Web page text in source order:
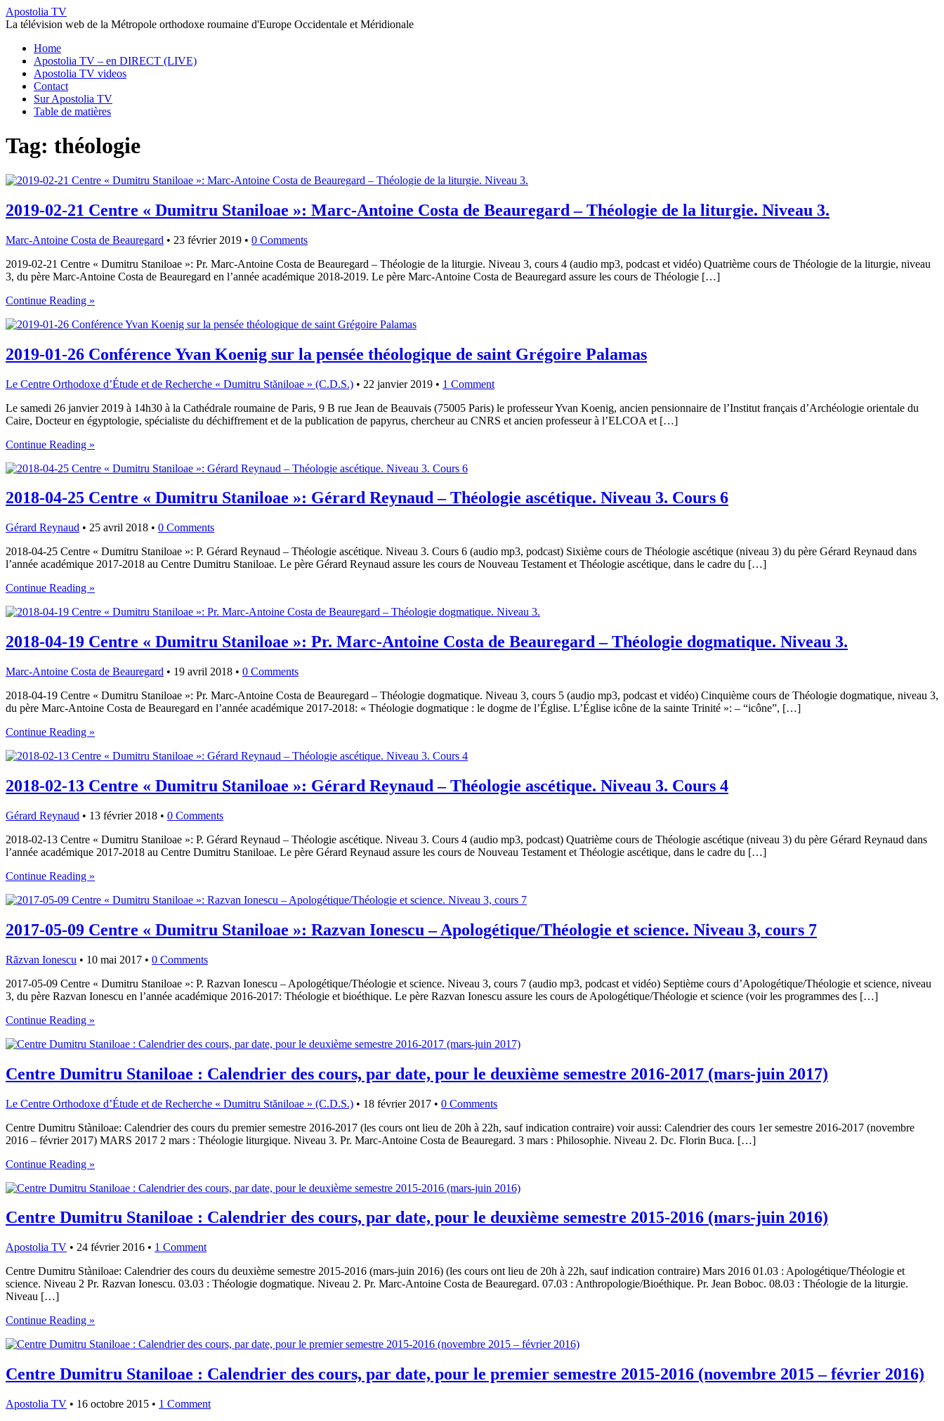
Apostolia TV
La télévision web de la Métropole orthodoxe roumaine d'Europe Occidentale et Méridionale
Home
Apostolia TV – en DIRECT (LIVE)
Apostolia TV videos
Contact
Sur Apostolia TV
Table de matières
Tag: théologie
2019-02-21 Centre « Dumitru Staniloae »: Marc-Antoine Costa de Beauregard – Théologie de la liturgie. Niveau 3.
Marc-Antoine Costa de Beauregard • 23 février 2019 • 0 Comments
2019-02-21 Centre « Dumitru Staniloae »: Pr. Marc-Antoine Costa de Beauregard – Théologie de la liturgie. Niveau 3, cours 4 (audio mp3, podcast et vidéo) Quatrième cours de Théologie de la liturgie, niveau
3, du père Marc-Antoine Costa de Beauregard en l’année académique 2018-2019. Le père Marc-Antoine Costa de Beauregard assure les cours de Théologie […]
Continue Reading »
2019-01-26 Conférence Yvan Koenig sur la pensée théologique de saint Grégoire Palamas
Le Centre Orthodoxe d’Étude et de Recherche « Dumitru Stăniloae » (C.D.S.) • 22 janvier 2019 • 1 Comment
Le samedi 26 janvier 2019 à 14h30 à la Cathédrale roumaine de Paris, 9 B rue Jean de Beauvais (75005 Paris) le professeur Yvan Koenig, ancien pensionnaire de l’Institut français d’Archéologie orientale du
Caire, Docteur en égyptologie, spécialiste du déchiffrement et de la publication de papyrus, chercheur au CNRS et ancien professeur à l’ELCOA et […]
Continue Reading »
2018-04-25 Centre « Dumitru Staniloae »: Gérard Reynaud – Théologie ascétique. Niveau 3. Cours 6
Gérard Reynaud • 25 avril 2018 • 0 Comments
2018-04-25 Centre « Dumitru Staniloae »: P. Gérard Reynaud – Théologie ascétique. Niveau 3. Cours 6 (audio mp3, podcast) Sixième cours de Théologie ascétique (niveau 3) du père Gérard Reynaud dans
l’année académique 2017-2018 au Centre Dumitru Staniloae. Le père Gérard Reynaud assure les cours de Nouveau Testament et Théologie ascétique, dans le cadre du […]
Continue Reading »
2018-04-19 Centre « Dumitru Staniloae »: Pr. Marc-Antoine Costa de Beauregard – Théologie dogmatique. Niveau 3.
Marc-Antoine Costa de Beauregard • 19 avril 2018 • 0 Comments
2018-04-19 Centre « Dumitru Staniloae »: Pr. Marc-Antoine Costa de Beauregard – Théologie dogmatique. Niveau 3, cours 5 (audio mp3, podcast et vidéo) Cinquième cours de Théologie dogmatique, niveau 3,
du père Marc-Antoine Costa de Beauregard en l’année académique 2017-2018: « Théologie dogmatique : le dogme de l’Église. L’Église icône de la sainte Trinité »: – “icône”, […]
Continue Reading »
2018-02-13 Centre « Dumitru Staniloae »: Gérard Reynaud – Théologie ascétique. Niveau 3. Cours 4
Gérard Reynaud • 13 février 2018 • 0 Comments
2018-02-13 Centre « Dumitru Staniloae »: P. Gérard Reynaud – Théologie ascétique. Niveau 3. Cours 4 (audio mp3, podcast) Quatrième cours de Théologie ascétique (niveau 3) du père Gérard Reynaud dans
l’année académique 2017-2018 au Centre Dumitru Staniloae. Le père Gérard Reynaud assure les cours de Nouveau Testament et Théologie ascétique, dans le cadre du […]
Continue Reading »
2017-05-09 Centre « Dumitru Staniloae »: Razvan Ionescu – Apologétique/Théologie et science. Niveau 3, cours 7
Răzvan Ionescu • 10 mai 2017 • 0 Comments
2017-05-09 Centre « Dumitru Staniloae »: P. Razvan Ionescu – Apologétique/Théologie et science. Niveau 3, cours 7 (audio mp3, podcast et vidéo) Septième cours d’Apologétique/Théologie et science, niveau
3, du père Razvan Ionescu en l’année académique 2016-2017: Théologie et bioéthique. Le père Razvan Ionescu assure les cours de Apologétique/Théologie et science (voir les programmes des […]
Continue Reading »
Centre Dumitru Staniloae : Calendrier des cours, par date, pour le deuxième semestre 2016-2017 (mars-juin 2017)
Le Centre Orthodoxe d’Étude et de Recherche « Dumitru Stăniloae » (C.D.S.) • 18 février 2017 • 0 Comments
Centre Dumitru Stàniloae: Calendrier des cours du premier semestre 2016-2017 (les cours ont lieu de 20h à 22h, sauf indication contraire) voir aussi: Calendrier des cours 1er semestre 2016-2017 (novembre
2016 – février 2017) MARS 2017 2 mars : Théologie liturgique. Niveau 3. Pr. Marc-Antoine Costa de Beauregard. 3 mars : Philosophie. Niveau 2. Dc. Florin Buca. […]
Continue Reading »
Centre Dumitru Staniloae : Calendrier des cours, par date, pour le deuxième semestre 2015-2016 (mars-juin 2016)
Apostolia TV • 24 février 2016 • 1 Comment
Centre Dumitru Stàniloae: Calendrier des cours du deuxième semestre 2015-2016 (mars-juin 2016) (les cours ont lieu de 20h à 22h, sauf indication contraire) Mars 2016 01.03 : Apologétique/Théologie et
science. Niveau 2 Pr. Razvan Ionescu. 03.03 : Théologie dogmatique. Niveau 2. Pr. Marc-Antoine Costa de Beauregard. 07.03 : Anthropologie/Bioéthique. Pr. Jean Boboc. 08.03 : Théologie de la liturgie.
Niveau […]
Continue Reading »
Centre Dumitru Staniloae : Calendrier des cours, par date, pour le premier semestre 2015-2016 (novembre 2015 – février 2016)
Apostolia TV • 16 octobre 2015 • 1 Comment